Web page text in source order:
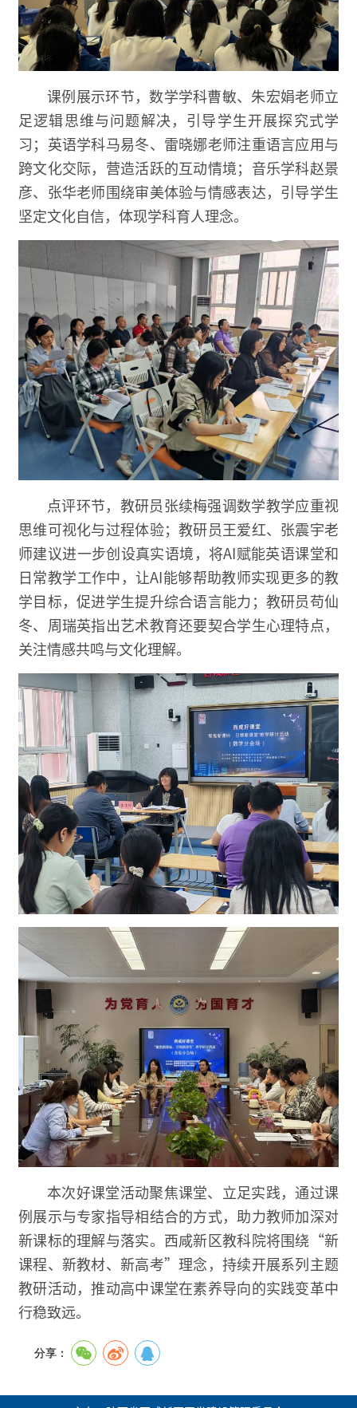
课例展示环节，数学学科曹敏、朱宏娟老师立
足逻辑思维与问题解决，引导学生开展探究式学
习；英语学科马易冬、雷晓娜老师注重语言应用与
跨文化交际，营造活跃的互动情境；音乐学科赵景
彦、张华老师围绕审美体验与情感表达，引导学生
坚定文化自信，体现学科育人理念。
点评环节，教研员张续梅强调数学教学应重视
思维可视化与过程体验；教研员王爱红、张震宇老
师建议进一步创设真实语境，将AI赋能英语课堂和
日常教学工作中，让AI能够帮助教师实现更多的教
学目标，促进学生提升综合语言能力；教研员苟仙
冬、周瑞英指出艺术教育还要契合学生心理特点，
关注情感共鸣与文化理解。
本次好课堂活动聚焦课堂、立足实践，通过课
例展示与专家指导相结合的方式，助力教师加深对
新课标的理解与落实。西咸新区教科院将围绕“新
课程、新教材、新高考”理念，持续开展系列主题
教研活动，推动高中课堂在素养导向的实践变革中
行稳致远。
分享：